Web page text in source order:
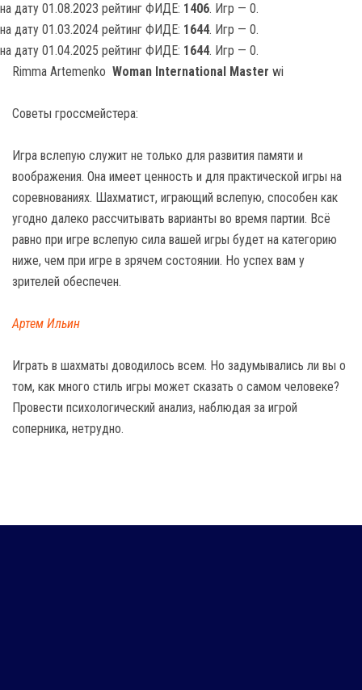
на дату 01.08.2023 рейтинг ФИДЕ: 1406. Игр — 0.
на дату 01.03.2024 рейтинг ФИДЕ: 1644. Игр — 0.
на дату 01.04.2025 рейтинг ФИДЕ: 1644. Игр — 0.
Rimma Artemenko Woman International Master wi
Советы гроссмейстера:
Игра вслепую служит не только для развития памяти и
воображения. Она имеет ценность и для практической игры на
соревнованиях. Шахматист, играющий вслепую, способен как
угодно далеко рассчитывать варианты во время партии. Всё
равно при игре вслепую сила вашей игры будет на категорию
ниже, чем при игре в зрячем состоянии. Но успех вам у
зрителей обеспечен.
Артем Ильин
Играть в шахматы доводилось всем. Но задумывались ли вы о
том, как много стиль игры может сказать о самом человеке?
Провести психологический анализ, наблюдая за игрой
соперника, нетрудно.